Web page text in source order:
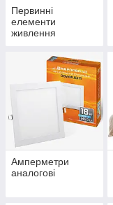
Первинні
елементи
живлення
Амперметри
аналогові